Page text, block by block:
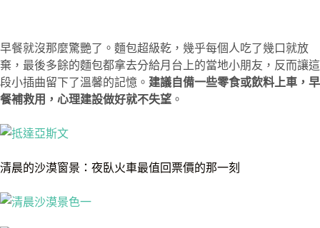
早餐就沒那麼驚艷了。麵包超級乾，幾乎每個人吃了幾口就放
棄，最後多餘的麵包都拿去分給月台上的當地小朋友，反而讓這
段小插曲留下了溫馨的記憶。 建議自備一些零食或飲料上車，早
餐補救用，心理建設做好就不失望 。
清晨的沙漠窗景：夜臥火車最值回票價的那一刻